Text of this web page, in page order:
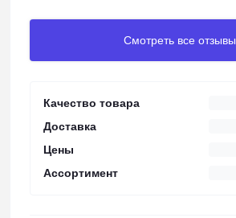
Смотреть все отзывы
Качество товара
Доставка
Цены
Ассортимент